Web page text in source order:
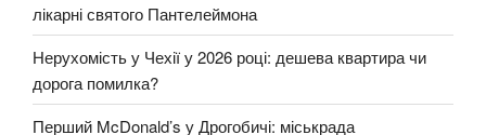
лікарні святого Пантелеймона
Нерухомість у Чехії у 2026 році: дешева квартира чи
дорога помилка?
Перший McDonald’s у Дрогобичі: міськрада